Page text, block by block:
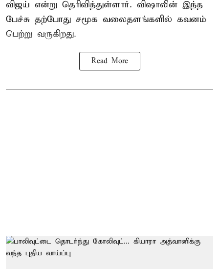
விஜய் என்று தெரிவித்துள்ளார். விஷாலின் இந்த
பேச்சு தற்போது சமூக வலைதளங்களில் கவனம்
பெற்று வருகிறது.
Read More